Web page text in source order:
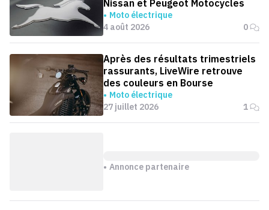
Nissan et Peugeot Motocycles
Moto électrique
4 août 2026
0
Après des résultats trimestriels
rassurants, LiveWire retrouve
des couleurs en Bourse
Moto électrique
27 juillet 2026
1
Annonce partenaire